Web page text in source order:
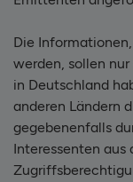
Die
werden, sollen
in Deutschland
anderen Ländern
gegebenenfalls
Interessenten aus